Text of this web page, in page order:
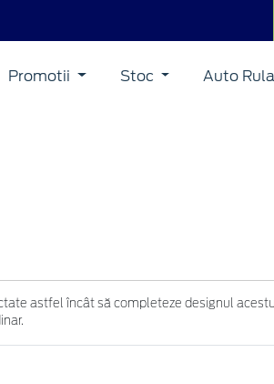
Promotii Stoc Auto
astfel încât să completeze designul